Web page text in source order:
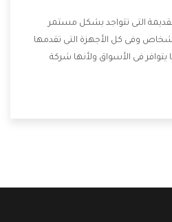
التى تتواجد بشكل مستمر
وفى كل الأجهزة التى تقدمها
فى الأسواق ولأنها شركة
والخصومات التى تسهل على